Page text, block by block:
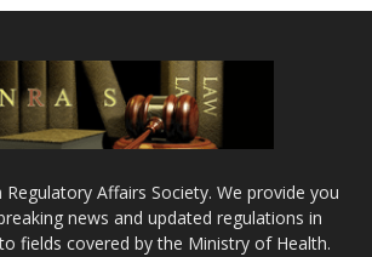
Regulatory Affairs Society. We provide you
news and updated regulations in
fields covered by the Ministry of Health.